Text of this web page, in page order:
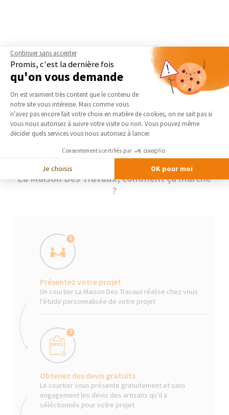
La Maison Des Travaux, comment ça marche
?
1
Présentez votre projet
Un courtier La Maison Des Travaux réalise chez vous
l’étude personnalisée de votre projet
2
Obtenez des devis gratuits
Le courtier vous présente gratuitement et sans
engagement les devis des artisans qu’il a
séléctionnés pour votre projet
Continuer sans accepter
Promis, c'est la dernière fois
qu'on vous demande
Plateforme de Gestion du
On est vraiment très content que le contenu de
notre site vous intéresse. Mais comme vous
n'avez pas encore fait votre choix en matière de cookies, on ne sait pas si
vous nous autorisez à suivre votre visite ou non. Vous pouvez même
décider quels services vous nous autorisez à lancer.
Consentements certifiés par
Je choisis OK pour moi
Axeptio consent